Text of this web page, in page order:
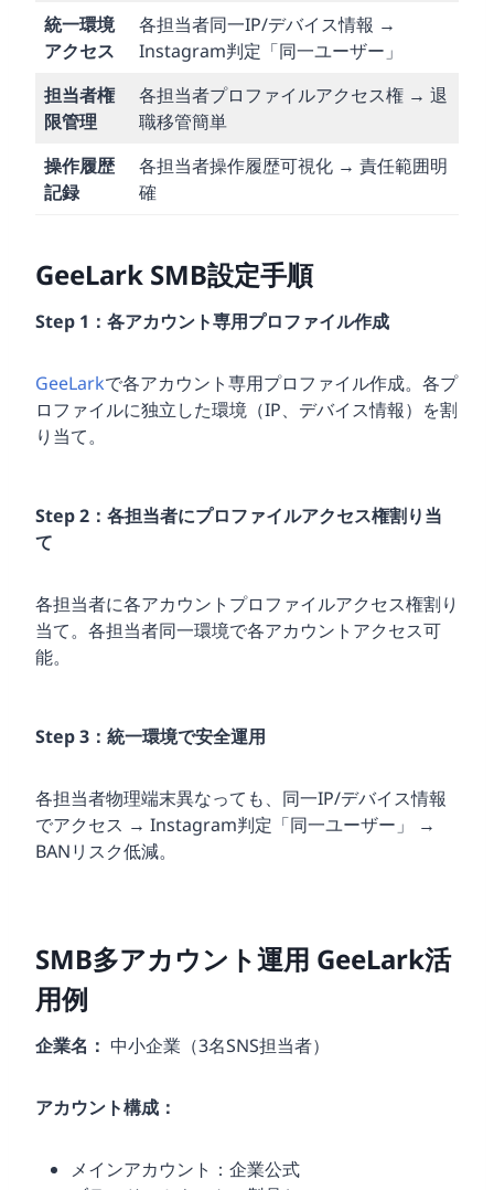
統一環境
アクセス
各担当者同一IP/デバイス情報 →
Instagram判定「同一ユーザー」
担当者権
限管理
各担当者プロファイルアクセス権 → 退
職移管簡単
操作履歴
記録
各担当者操作履歴可視化 → 責任範囲明
確
GeeLark SMB設定手順
Step 1：各アカウント専用プロファイル作成
GeeLarkで各アカウント専用プロファイル作成。各プ
ロファイルに独立した環境（IP、デバイス情報）を割
り当て。
Step 2：各担当者にプロファイルアクセス権割り当
て
各担当者に各アカウントプロファイルアクセス権割り
当て。各担当者同一環境で各アカウントアクセス可
能。
Step 3：統一環境で安全運用
各担当者物理端末異なっても、同一IP/デバイス情報
でアクセス → Instagram判定「同一ユーザー」 →
BANリスク低減。
SMB多アカウント運用 GeeLark活
用例
企業名： 中小企業（3名SNS担当者）
アカウント構成：
メインアカウント：企業公式